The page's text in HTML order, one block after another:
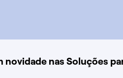
novidade nas Soluções